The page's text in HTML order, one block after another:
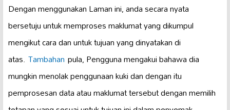
Dengan menggunakan Laman ini, anda secara nyata
bersetuju untuk memproses maklumat yang dikumpul
mengikut cara dan untuk tujuan yang dinyatakan di
atas. Tambahan pula, Pengguna mengakui bahawa dia
mungkin menolak penggunaan kuki dan dengan itu
pemprosesan data atau maklumat tersebut dengan memilih